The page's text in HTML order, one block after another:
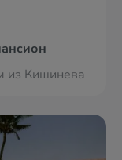
из Кишинева